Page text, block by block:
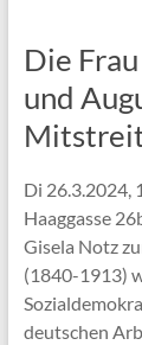
Die
und
Di 26.3.2024,
Haaggasse
Gisela Notz
(1840-1913)
deutschen